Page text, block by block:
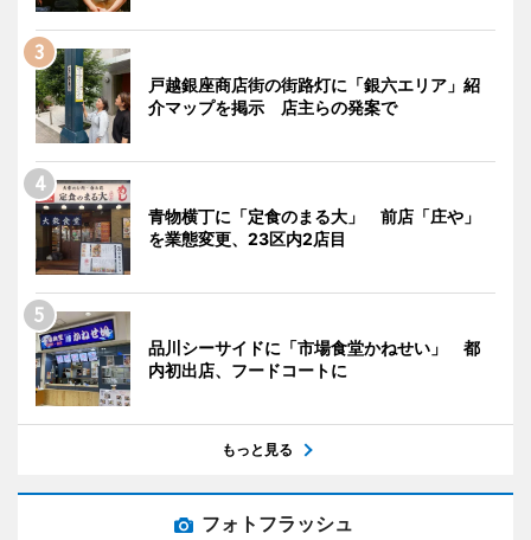
戸越銀座商店街の街路灯に「銀六エリア」紹
介マップを掲示 店主らの発案で
青物横丁に「定食のまる大」 前店「庄や」
を業態変更、23区内2店目
品川シーサイドに「市場食堂かねせい」 都
内初出店、フードコートに
もっと見る
フォトフラッシュ